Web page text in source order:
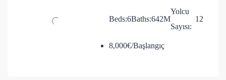
Beds:6Baths:642M
Yolcu
Sayısı:
12
8,000€/Başlangıç